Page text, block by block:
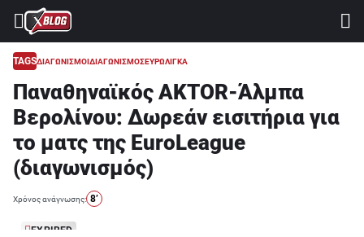
⚽ ΜΟΥΝΤΙΑΛ 2026
ΣΤΟΙΧΗΜΑ
CASINO
ΠΡΟΓΝΩΣΤΙΚΑ ΤIPSTERS
ΠΡΟΓΝΩΣΤΙΚΑ ΚΑΤΗΓΟΡΙΕΣ
ΔΙΑΓΩΝΙΣΜΟΙ
TAGSΔΙΑΓΩΝΙΣΜΟΙΔΙΑΓΩΝΙΣΜΟΣΕΥΡΩΛΙΓΚΑ
Παναθηναϊκός AKTOR-Άλμπα
Βερολίνου: Δωρεάν εισιτήρια για
το ματς της EuroLeague
(διαγωνισμός)
Χρόνος ανάγνωσης: 8’
EXPIRED